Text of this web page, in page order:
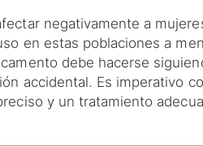
negativamente a
en estas poblaciones a
debe hacerse
accidental. Es imperativo
y un tratamiento